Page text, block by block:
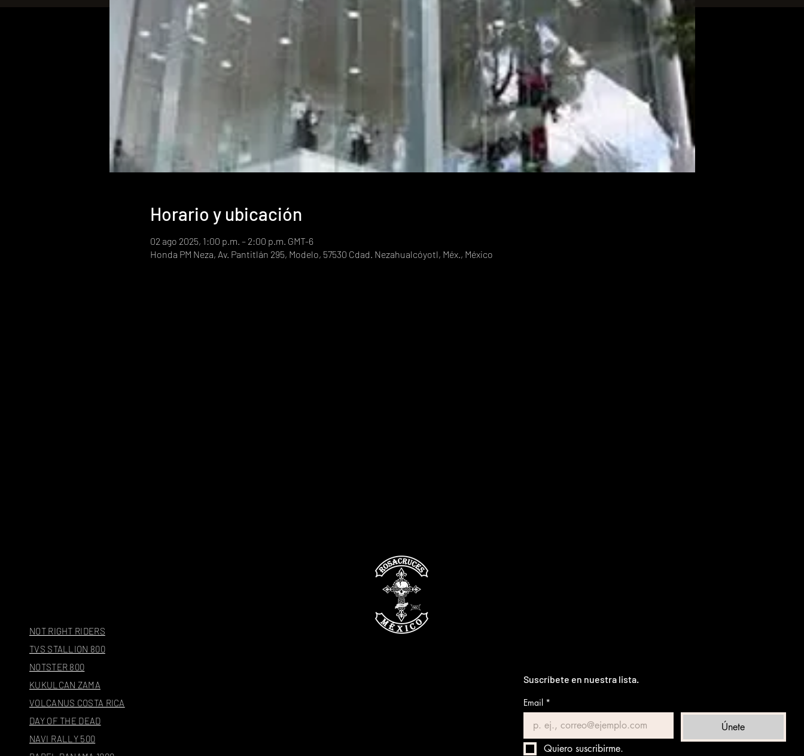
Horario y ubicación
02 ago 2025, 1:00 p.m. – 2:00 p.m. GMT-6
Honda PM Neza, Av. Pantitlán 295, Modelo, 57530 Cdad. Nezahualcóyotl, Méx., México
NOT RIGHT RIDERS
TVS STALLION 800
NOTSTER 800
KUKULCAN ZAMA
VOLCANUS COSTA RICA
DAY OF THE DEAD
NAVI RALLY 500
Suscríbete en nuestra lista.
Email *
Únete
Quiero suscribirme.